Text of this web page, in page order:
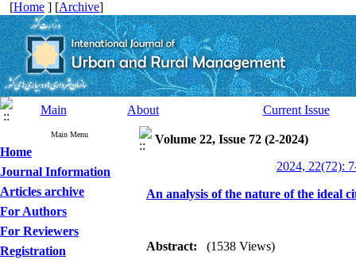
[Home ] [Archive]
Main About Current Issue
Main Menu
Home
Journal Information
Articles archive
For Authors
For Reviewers
Registration
Volume 22, Issue 72 (2-2024)
2024, 22(72):
An analysis of the nature of the ideal
Abstract: (1538 Views)